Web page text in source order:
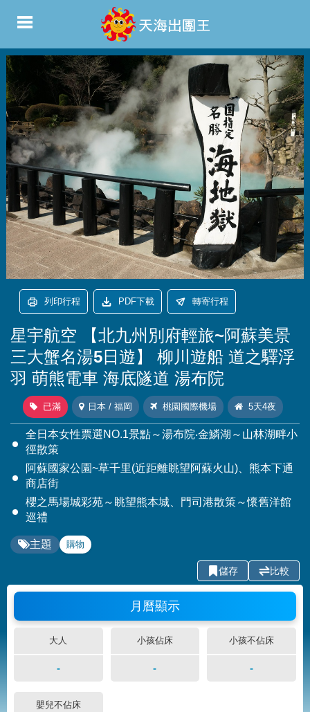
列印行程 PDF下載 轉寄行程
星宇航空 【北九州別府輕旅~阿蘇美景
三大蟹名湯5日遊】 柳川遊船 道之驛浮
羽 萌熊電車 海底隧道 湯布院
已滿 日本 / 福岡 桃園國際機場 5天4夜
全日本女性票選NO.1景點～湯布院‧金鱗湖～山林湖畔小
徑散策
阿蘇國家公園~草千里(近距離眺望阿蘇火山)、熊本下通
商店街
櫻之馬場城彩苑～眺望熊本城、門司港散策～懷舊洋館
巡禮
主題 購物
儲存 比較
月曆顯示
大人 小孩佔床 小孩不佔床
- - -
嬰兒不佔床